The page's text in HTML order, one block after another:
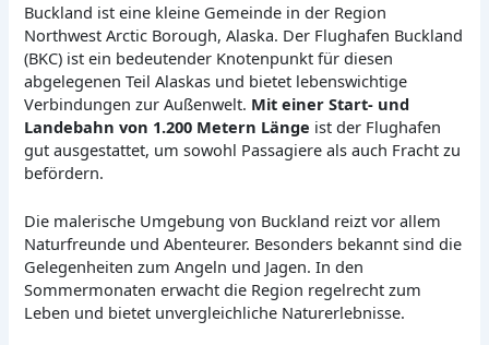
Buckland ist eine kleine Gemeinde in der Region
Northwest Arctic Borough, Alaska. Der Flughafen Buckland
(BKC) ist ein bedeutender Knotenpunkt für diesen
abgelegenen Teil Alaskas und bietet lebenswichtige
Verbindungen zur Außenwelt. Mit einer Start- und
Landebahn von 1.200 Metern Länge ist der Flughafen
gut ausgestattet, um sowohl Passagiere als auch Fracht zu
befördern.
Die malerische Umgebung von Buckland reizt vor allem
Naturfreunde und Abenteurer. Besonders bekannt sind die
Gelegenheiten zum Angeln und Jagen. In den
Sommermonaten erwacht die Region regelrecht zum
Leben und bietet unvergleichliche Naturerlebnisse.